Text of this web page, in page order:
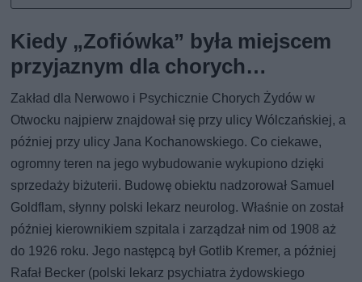
Kiedy „Zofiówka” była miejscem
przyjaznym dla chorych…
Zakład dla Nerwowo i Psychicznie Chorych Żydów w
Otwocku najpierw znajdował się przy ulicy Wólczańskiej, a
później przy ulicy Jana Kochanowskiego. Co ciekawe,
ogromny teren na jego wybudowanie wykupiono dzięki
sprzedaży biżuterii. Budowę obiektu nadzorował Samuel
Goldflam, słynny polski lekarz neurolog. Właśnie on został
później kierownikiem szpitala i zarządzał nim od 1908 aż
do 1926 roku. Jego następcą był Gotlib Kremer, a później
Rafał Becker (polski lekarz psychiatra żydowskiego